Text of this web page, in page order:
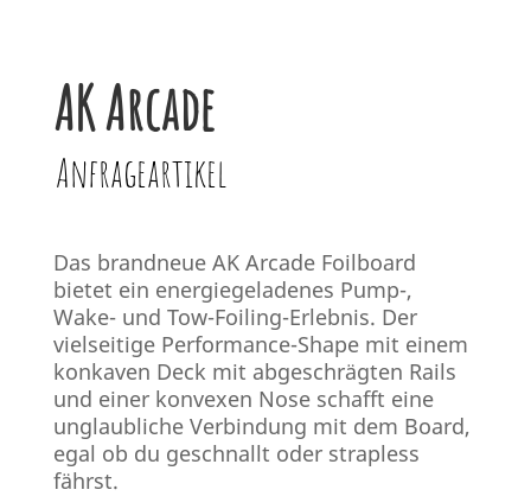
AK Arcade
Anfrageartikel
Das brandneue AK Arcade Foilboard
bietet ein energiegeladenes Pump-,
Wake- und Tow-Foiling-Erlebnis. Der
vielseitige Performance-Shape mit einem
konkaven Deck mit abgeschrägten Rails
und einer konvexen Nose schafft eine
unglaubliche Verbindung mit dem Board,
egal ob du geschnallt oder strapless
fährst.